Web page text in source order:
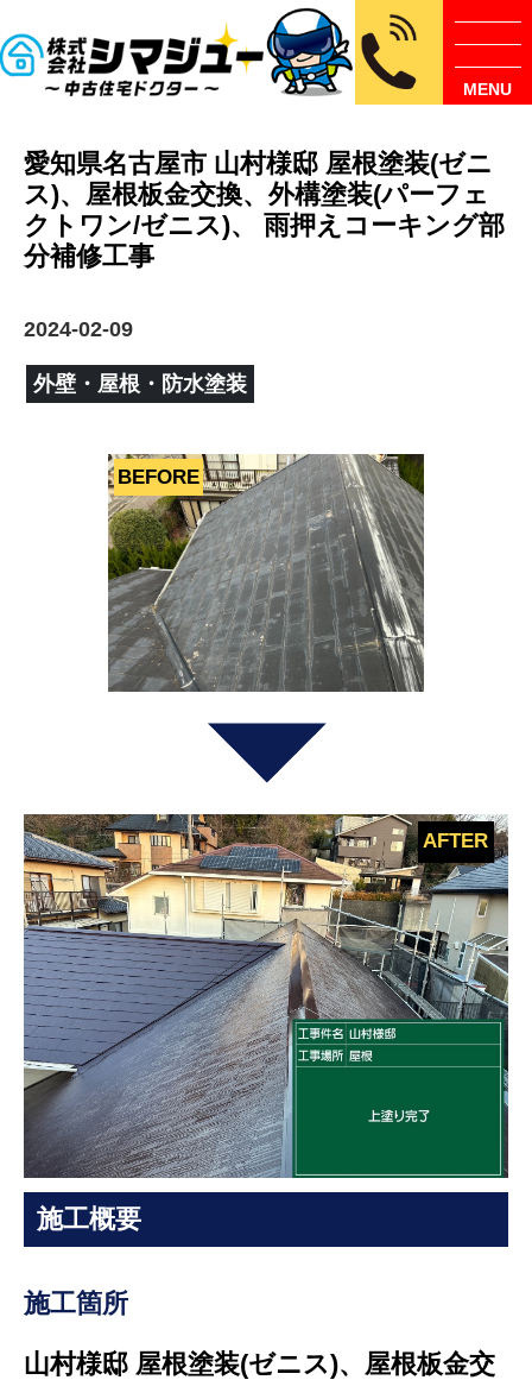
MENU
愛知県名古屋市 山村様邸 屋根塗装(ゼニ
ス)、屋根板金交換、外構塗装(パーフェ
クトワン/ゼニス)、 雨押えコーキング部
分補修工事
2024-02-09
外壁・屋根・防水塗装
施工概要
施工箇所
山村様邸 屋根塗装(ゼニス)、屋根板金交